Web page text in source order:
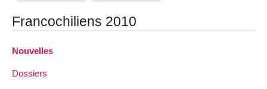
Francochiliens 2010
Nouvelles
Dossiers